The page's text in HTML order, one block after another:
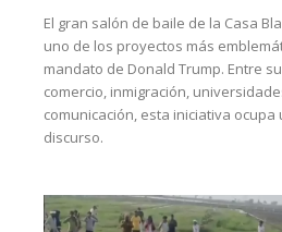
El gran salón de baile de la Casa
uno de los proyectos más
mandato de Donald Trump. Entre
comercio, inmigración,
comunicación, esta iniciativa
discurso.